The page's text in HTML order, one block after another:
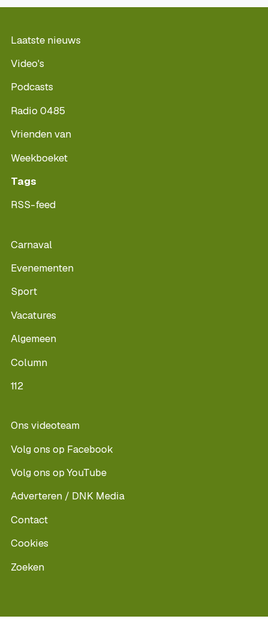
Laatste nieuws
Video's
Podcasts
Radio 0485
Vrienden van
Weekboeket
Tags
RSS-feed
Carnaval
Evenementen
Sport
Vacatures
Algemeen
Column
112
Ons videoteam
Volg ons op Facebook
Volg ons op YouTube
Adverteren / DNK Media
Contact
Cookies
Zoeken